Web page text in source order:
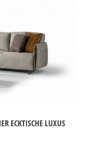
ECKTISCHE LUXUS